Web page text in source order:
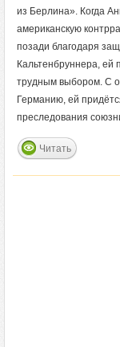
из Берлина». Когда
американскую
позади благодаря
Кальтенбруннера, ей
трудным выбором. С
Германию, ей
преследования
Читать